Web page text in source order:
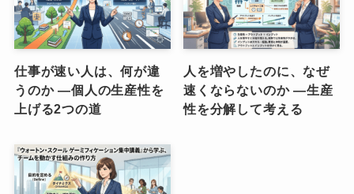
仕事が速い人は、何が違
うのか ―個人の生産性を
上げる2つの道
人を増やしたのに、なぜ
速くならないのか ―生産
性を分解して考える